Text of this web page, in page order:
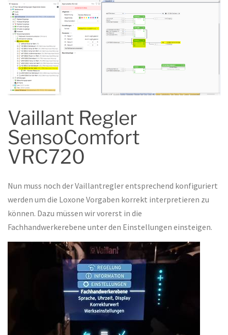
Vaillant Regler
SensoComfort
VRC720
Nun muss noch der Vaillantregler entsprechend konfiguriert
werden um die Loxone Vorgaben korrekt interpretieren zu
können. Dazu müssen wir vorerst in die
Fachhandwerkerebene unter den Einstellungen einsteigen.